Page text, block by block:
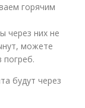
горячим
через них не
можете
погреб.
будут через